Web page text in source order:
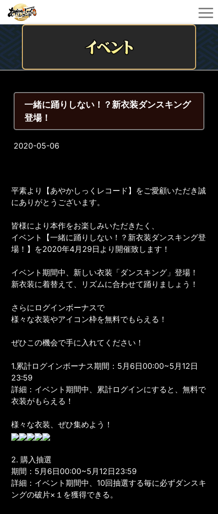
一緒に踊りしない！？新衣装ダンスキング
登場！
2020-05-06
平素より【あやかしっくレコード】をご愛顧いただき誠
にありがとうございます。
皆様により本作をお楽しみいただきたく、
イベント【一緒に踊りしない！？新衣装ダンスキング登
場！】を2020年4月29日より開催致します！
イベント期間中、新しい衣装「ダンスキング」登場！
新衣装に着替えて、リズムに合わせて踊りましょう！
さらにログインボーナスで
様々な衣装やアイコン枠を無料でもらえる！
ぜひこの機会で手に入れてください！
1.累計ログインボーナス期間：5月6日00:00~5月12日
23:59
詳細：イベント期間中、累計ログインにすると、無料で
衣装がもらえる！
様々な衣装、ぜひ集めよう！
2. 購入抽選
期間：5月6日00:00~5月12日23:59
詳細：イベント期間中、10回抽選する毎に必ずダンスキ
ングの破片×１を獲得できる。